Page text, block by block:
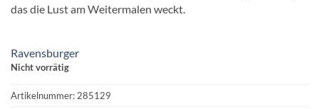
das die Lust am Weitermalen weckt.
Ravensburger
Nicht vorrätig
Artikelnummer: 285129